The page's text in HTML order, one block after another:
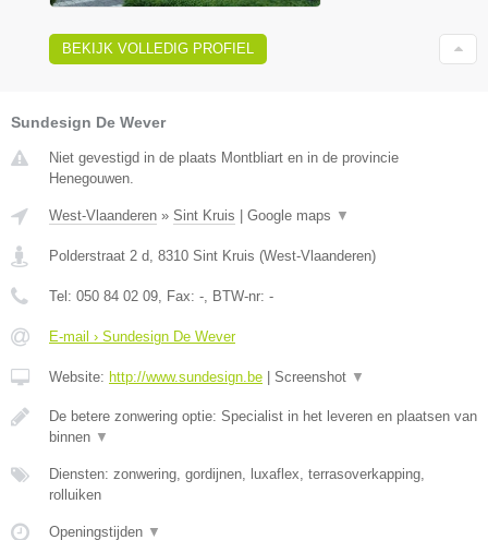
BEKIJK VOLLEDIG PROFIEL
Sundesign De Wever
Niet gevestigd in de plaats Montbliart en in de provincie
Henegouwen.
West-Vlaanderen » Sint Kruis Google maps ▼
Polderstraat 2 d, 8310 Sint Kruis (West-Vlaanderen)
Tel: 050 84 02 09, Fax: -, BTW-nr: -
E-mail › Sundesign De Wever
Website: http://www.sundesign.be Screenshot ▼
De betere zonwering optie: Specialist in het leveren en plaatsen van
binnen ▼
Diensten: zonwering, gordijnen, luxaflex, terrasoverkapping,
rolluiken
Openingstijden ▼